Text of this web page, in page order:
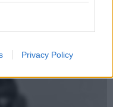
Privacy Policy
školáka skupinou svých